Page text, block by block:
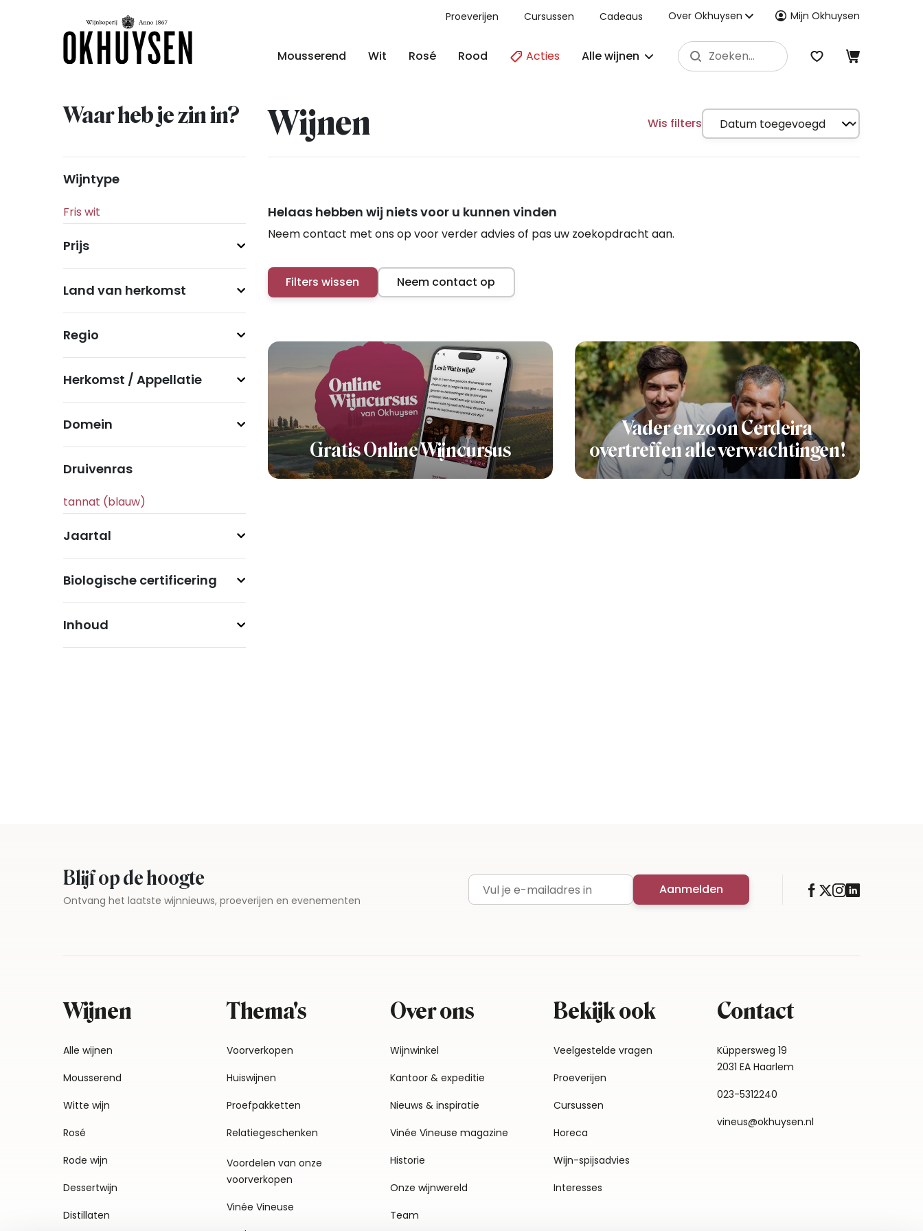
Proeverijen Cursussen Cadeaus Over Okhuysen Mijn Okhuysen
Mousserend Wit Rosé Rood Acties Alle wijnen
Waar heb je zin in? Wijnen Wis filters
Wijntype
Prijs
Land van herkomst
Regio
Herkomst / Appellatie
Domein
Druivenras
Jaartal
Biologische certificering
Inhoud
Helaas hebben wij niets voor u kunnen vinden
Neem contact met ons op voor verder advies of pas uw zoekopdracht aan.
Filters wissen Neem contact op
Gratis Online Wijncursus
Vader en zoon Cerdeira
overtreffen alle verwachtingen!
Blijf op de hoogte
Ontvang het laatste wijnnieuws, proeverijen en evenementen E-mailadres Aanmelden
Wijnen
Alle wijnen
Mousserend
Witte wijn
Rosé
Rode wijn
Dessertwijn
Distillaten
Thema's
Voorverkopen
Huiswijnen
Proefpakketten
Relatiegeschenken
Voordelen van onze
voorverkopen
Vinée Vineuse
Over ons
Wijnwinkel
Kantoor & expeditie
Nieuws & inspiratie
Vinée Vineuse magazine
Historie
Onze wijnwereld
Team
Bekijk ook
Veelgestelde vragen
Proeverijen
Cursussen
Horeca
Wijn-spijsadvies
Interesses
Contact
Küppersweg 19
2031 EA Haarlem
023-5312240
vineus@okhuysen.nl